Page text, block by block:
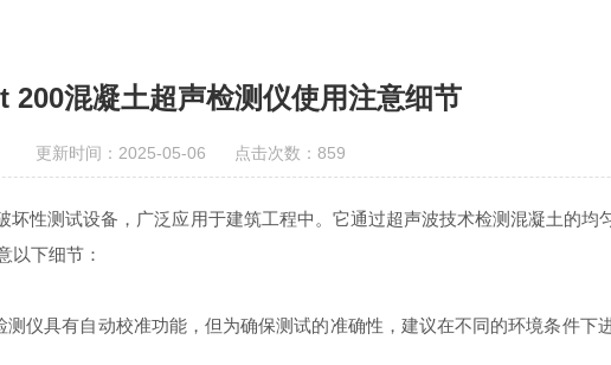
200混凝土超声检测仪使用注意细节
更新时间：2025-05-06 点击次数：859
坏性测试设备，广泛应用于建筑工程中。它通过超声波技术检测混凝土的均
以下细节：
具有自动校准功能，但为确保测试的准确性，建议在不同的环境条件下